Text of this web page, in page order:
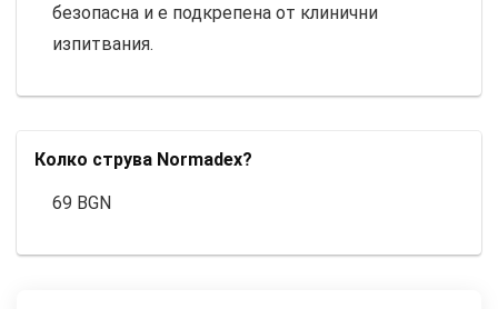
безопасна и е подкрепена от клинични
изпитвания.
Колко струва Normadex?
69 BGN